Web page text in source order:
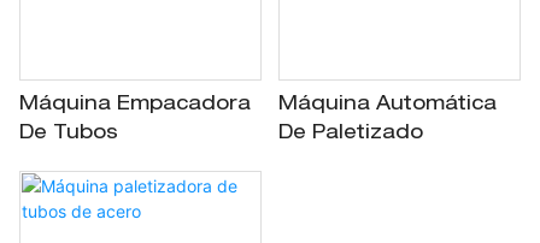
Máquina Empacadora
De Tubos
Máquina Automática
De Paletizado